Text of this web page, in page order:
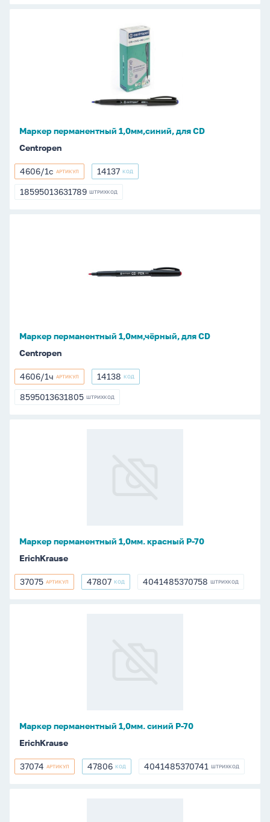
Маркер перманентный 1,0мм,синий, для CD
Centropen
4606/1с
4606/1с АРТИКУЛ 14137
14137 КОД
18595013631789
18595013631789 ШТРИХКОД
Маркер перманентный 1,0мм,чёрный, для CD
Centropen
4606/1ч
4606/1ч АРТИКУЛ 14138
14138 КОД
8595013631805
8595013631805 ШТРИХКОД
Маркер перманентный 1,0мм. красный P-70
ErichKrause
37075
37075 АРТИКУЛ 47807
47807 КОД 4041485370758
4041485370758 ШТРИХКОД
Маркер перманентный 1,0мм. синий P-70
ErichKrause
37074
37074 АРТИКУЛ 47806
47806 КОД 4041485370741
4041485370741 ШТРИХКОД